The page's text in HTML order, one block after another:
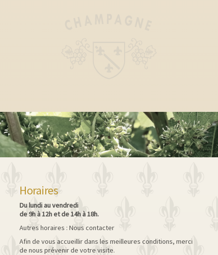
Horaires
Du lundi au vendredi
de 9h à 12h et de 14h à 18h.
Autres horaires : Nous contacter
Afin de vous accueillir dans les meilleures conditions, merci
de nous prévenir de votre visite.